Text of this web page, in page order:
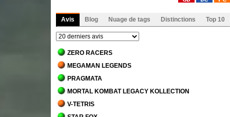
Avis Blog Nuage de tags Distinctions Top 10
ZERO RACERS
MEGAMAN LEGENDS
PRAGMATA
MORTAL KOMBAT LEGACY KOLLECTION
V-TETRIS